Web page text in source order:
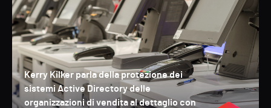
Kerry Kilker parla della protezione dei
sistemi Active Directory delle
organizzazioni di vendita al dettaglio con